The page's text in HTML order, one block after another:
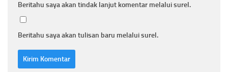
Beritahu saya akan tindak lanjut komentar melalui surel.
Beritahu saya akan tulisan baru melalui surel.